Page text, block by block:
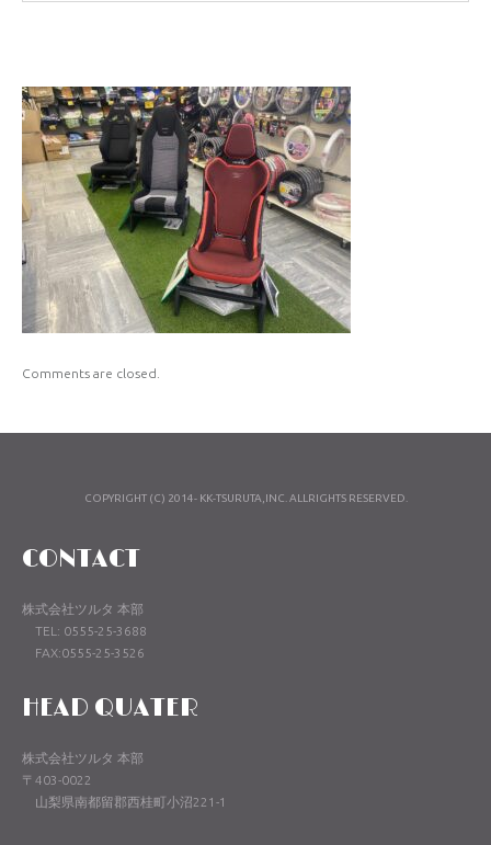
Comments are closed.
COPYRIGHT (C) 2014- KK-TSURUTA,INC. ALLRIGHTS RESERVED.
CONTACT
株式会社ツルタ 本部
TEL: 0555-25-3688
FAX:0555-25-3526
HEAD QUATER
株式会社ツルタ 本部
〒403-0022
山梨県南都留郡西桂町小沼221-1